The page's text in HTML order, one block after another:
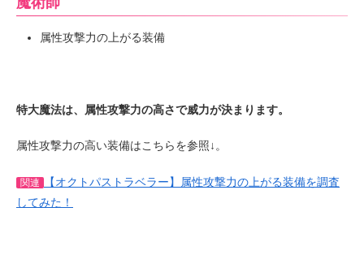
属性攻撃力の上がる装備
特大魔法は、属性攻撃力の高さで威力が決まります。
属性攻撃力の高い装備はこちらを参照↓。
関連
【オクトパストラベラー】属性攻撃力の上がる装備を調査
してみた！